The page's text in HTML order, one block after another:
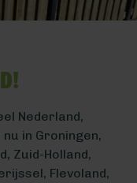
Nederland,
in Groningen,
Zuid-Holland,
Flevoland,